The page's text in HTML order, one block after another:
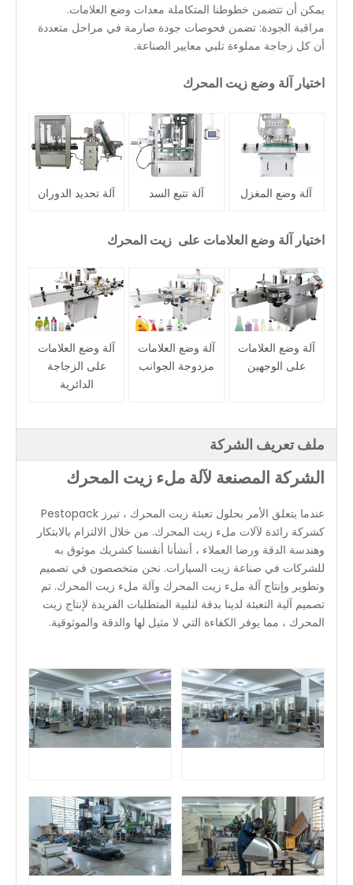
يمكن أن تتضمن خطوطنا المتكاملة معدات وضع العلامات.
مراقبة الجودة: تضمن فحوصات جودة صارمة في مراحل متعددة
أن كل زجاجة مملوءة تلبي معايير الصناعة.
اختيار آلة وضع زيت المحرك
آلة وضع المغزل آلة تتبع السد آلة تحديد الدوران
اختيار آلة وضع العلامات على زيت المحرك
آلة وضع العلامات
على الوجهين
آلة وضع العلامات
مزدوجة الجوانب
آلة وضع العلامات
على الزجاجة
الدائرية
ملف تعريف الشركة
الشركة المصنعة لآلة ملء زيت المحرك
عندما يتعلق الأمر بحلول تعبئة زيت المحرك ، تبرز Pestopack
كشركة رائدة لآلات ملء زيت المحرك. من خلال الالتزام بالابتكار
وهندسة الدقة ورضا العملاء ، أنشأنا أنفسنا كشريك موثوق به
للشركات في صناعة زيت السيارات. نحن متخصصون في تصميم
وتطوير وإنتاج آلة ملء زيت المحرك وآلة ملء زيت المحرك. تم
تصميم آلية التعبئة لدينا بدقة لتلبية المتطلبات الفريدة لإنتاج زيت
المحرك ، مما يوفر الكفاءة التي لا مثيل لها والدقة والموثوقية.